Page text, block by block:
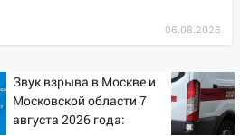
06.08.2026
Звук взрыва в Москве и
Московской области 7
августа 2026 года: